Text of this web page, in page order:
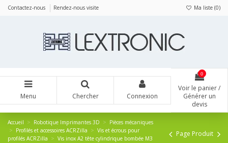
Contactez-nous Rendez-nous visite Ma liste (0)
Menu Chercher Connexion
0
Voir le panier /
Générer un
devis
Accueil Robotique Imprimantes 3D
Pièces mécaniques
Profilés et accessoires ACRZilla
Vis et écrous pour
profilés ACRZilla
Vis inox A2 tête cylindrique bombée M3
Page Produit
Panneau de gestion des cookies